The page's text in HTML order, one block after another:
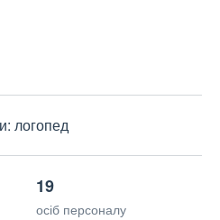
логопед
19
осіб персоналу